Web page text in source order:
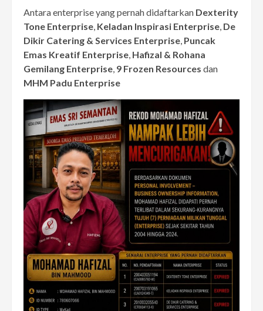
Antara enterprise yang pernah didaftarkan Dexterity
Tone Enterprise, Keladan Inspirasi Enterprise, De
Dikir Catering & Services Enterprise, Puncak
Emas Kreatif Enterprise, Hafizal & Rohana
Gemilang Enterprise, 9 Frozen Resources dan
MHM Padu Enterprise